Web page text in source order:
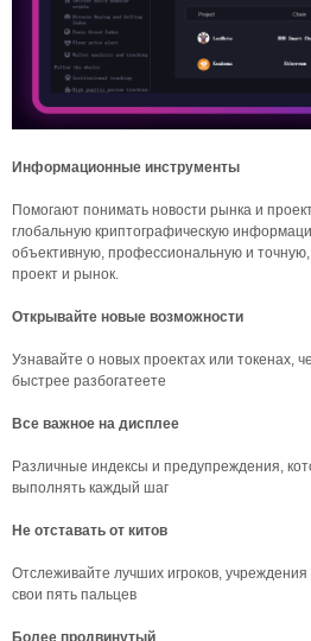
Информационные инструменты
Помогают понимать новости рынка и
глобальную криптографическую
объективную, профессиональную и
проект и рынок.
Открывайте новые возможности
Узнавайте о новых проектах или токенах,
быстрее разбогатеете
Все важное на дисплее
Различные индексы и предупреждения,
выполнять каждый шаг
Не отставать от китов
Отслеживайте лучших игроков, учреждения
свои пять пальцев
Более продвинутый